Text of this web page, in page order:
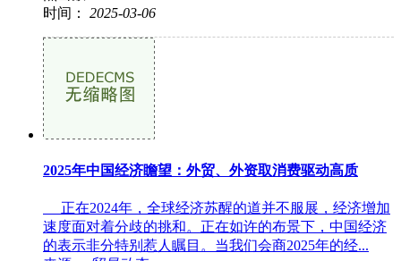
时间： 2025-03-06
2025年中国经济瞻望：外贸、外资取消费驱动高质
正在2024年，全球经济苏醒的道并不服展，经济增加
速度面对着分歧的挑和。正在如许的布景下，中国经济
的表示非分特别惹人瞩目。当我们会商2025年的经...